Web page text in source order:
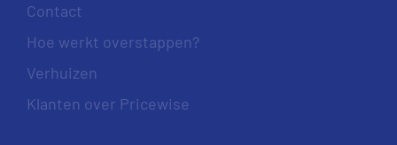
Contact
Hoe werkt overstappen?
Verhuizen
Klanten over Pricewise